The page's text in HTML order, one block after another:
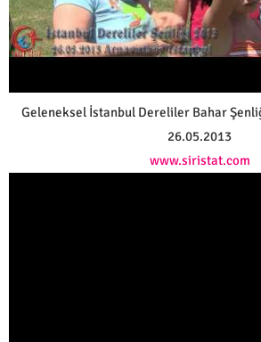
Geleneksel İstanbul Dereliler Bahar
26.05.2013
www.siristat.com